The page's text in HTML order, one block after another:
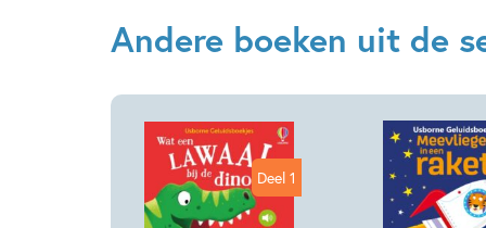
Andere boeken uit de
Deel 1